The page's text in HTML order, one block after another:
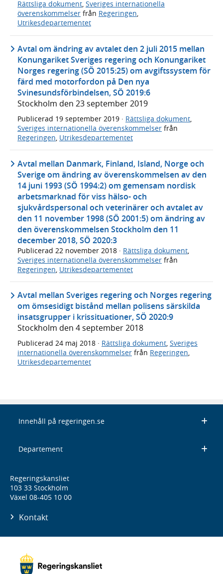
Rättsliga dokument, Sveriges internationella
överenskommelser från Regeringen,
Utrikesdepartementet
Avtal om ändring av avtalet den 2 juli 2015 mellan
Konungariket Sveriges regering och Konungariket
Norges regering (SÖ 2015:25) om avgiftssystem för
färd med motorfordon på Den nya
Svinesundsförbindelsen, SÖ 2019:6
Stockholm den 23 september 2019
Publicerad 19 september 2019 · Rättsliga dokument,
Sveriges internationella överenskommelser från
Regeringen, Utrikesdepartementet
Avtal mellan Danmark, Finland, Island, Norge och
Sverige om ändring av överenskommelsen av den
14 juni 1993 (SÖ 1994:2) om gemensam nordisk
arbetsmarknad för viss hälso- och
sjukvårdspersonal och veterinärer och avtalet av
den 11 november 1998 (SÖ 2001:5) om ändring av
den överenskommelsen Stockholm den 11
december 2018, SÖ 2020:3
Publicerad 22 november 2018 · Rättsliga dokument
Sveriges internationella överenskommelser från
Regeringen Utrikesdepartementet
Avtal mellan Sveriges regering och Norges regering
om ömsesidigt bistånd mellan polisens särskilda
insatsgrupper i krissituationer, SÖ 2020:9
Stockholm den 4 september 2018
Publicerad 24 maj 2018 · Rättsliga dokument, Sveriges
internationella överenskommelser från Regeringen,
Utrikesdepartementet
Innehåll på regeringen.se
Departement
Regeringskansliet
103 33 Stockholm
Växel 08-405 10 00
Kontakt